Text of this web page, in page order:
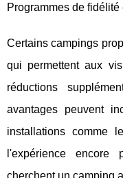
Programmes de
Certains campings
qui permettent aux
réductions
avantages peuvent
installations comme
l'expérience
cherchent un camping